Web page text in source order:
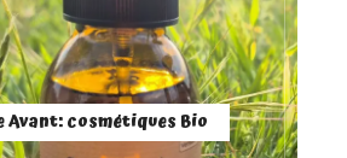
Avant: cosmétiques Bio